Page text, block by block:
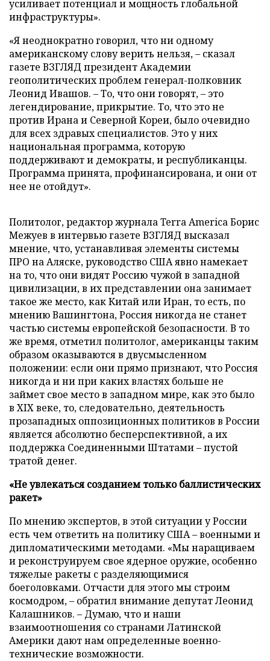
усиливает потенциал и мощность глобальной
инфраструктуры».
«Я неоднократно говорил, что ни одному
американскому слову верить нельзя, – сказал
газете ВЗГЛЯД президент Академии
геополитических проблем генерал-полковник
Леонид Ивашов. – То, что они говорят, – это
легендирование, прикрытие. То, что это не
против Ирана и Северной Кореи, было очевидно
для всех здравых специалистов. Это у них
национальная программа, которую
поддерживают и демократы, и республиканцы.
Программа принята, профинансирована, и они от
нее не отойдут».
Политолог, редактор журнала Terra America Борис
Межуев в интервью газете ВЗГЛЯД высказал
мнение, что, устанавливая элементы системы
ПРО на Аляске, руководство США явно намекает
на то, что они видят Россию чужой в западной
цивилизации, в их представлении она занимает
такое же место, как Китай или Иран, то есть, по
мнению Вашингтона, Россия никогда не станет
частью системы европейской безопасности. В то
же время, отметил политолог, американцы таким
образом оказываются в двусмысленном
положении: если они прямо признают, что Россия
никогда и ни при каких властях больше не
займет свое место в западном мире, как это было
в XIX веке, то, следовательно, деятельность
прозападных оппозиционных политиков в России
является абсолютно бесперспективной, а их
поддержка Соединенными Штатами – пустой
тратой денег.
«Не увлекаться созданием только баллистических
ракет»
По мнению экспертов, в этой ситуации у России
есть чем ответить на политику США – военными и
дипломатическими методами. «Мы наращиваем
и реконструируем свое ядерное оружие, особенно
тяжелые ракеты с разделяющимися
боеголовками. Отчасти для этого мы строим
космодром, – обратил внимание депутат Леонид
Калашников. – Думаю, что и наши
взаимоотношения со странами Латинской
Америки дают нам определенные военно-
технические возможности.